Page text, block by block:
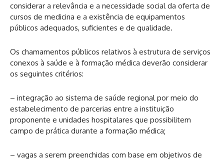
considerar a relevância e a necessidade social da oferta de
cursos de medicina e a existência de equipamentos
públicos adequados, suficientes e de qualidade.
Os chamamentos públicos relativos à estrutura de serviços
conexos à saúde e à formação médica deverão considerar
os seguintes critérios:
– integração ao sistema de saúde regional por meio do
estabelecimento de parcerias entre a instituição
proponente e unidades hospitalares que possibilitem
campo de prática durante a formação médica;
– vagas a serem preenchidas com base em objetivos de